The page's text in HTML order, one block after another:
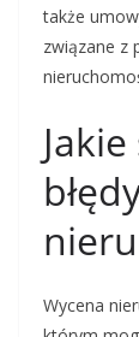
także
związane z
Wycena